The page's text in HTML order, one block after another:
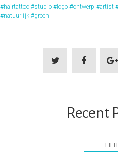
#hairtattoo #studio #logo #ontwerp #artist
#natuurlijk #groen
Recent